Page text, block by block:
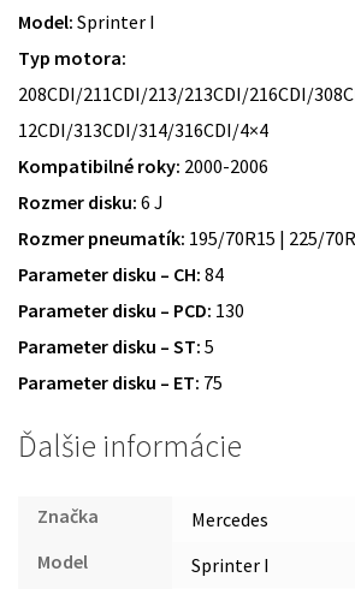
Model: Sprinter I
Typ motora:
208CDI/211CDI/213/213CDI/216CDI/
12CDI/313CDI/314/316CDI/4×4
Kompatibilné roky: 2000-2006
Rozmer disku: 6 J
Rozmer pneumatík: 195/70R15 | 225/
Parameter disku – CH: 84
Parameter disku – PCD: 130
Parameter disku – ST: 5
Parameter disku – ET: 75
Ďalšie informácie
Značka
Mercedes
Model
Sprinter I